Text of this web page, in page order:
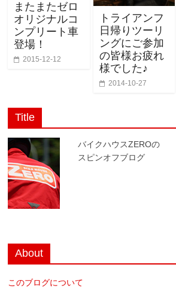
またまたゼロ
オリジナルコ
ンプリート車
登場！
2015-12-12
トライアンフ
日帰りツーリ
ングにご参加
の皆様お疲れ
様でした♪
2014-10-27
Title
バイクハウスZEROの
スピンオフブログ
About
このブログについて